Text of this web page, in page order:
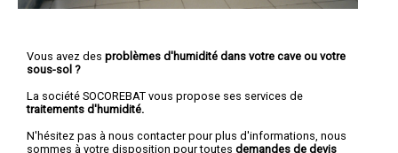
Vous avez des problèmes d'humidité dans votre cave ou votre
sous-sol ?
La société SOCOREBAT vous propose ses services de
traitements d'humidité.
N'hésitez pas à nous contacter pour plus d'informations, nous
sommes à votre disposition pour toutes demandes de devis